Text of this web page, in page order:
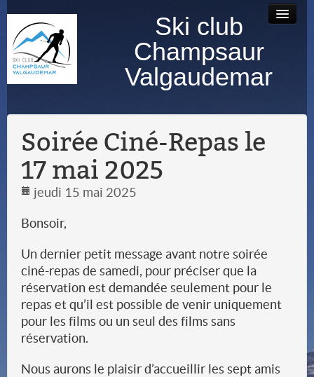
Ski club
Champsaur
Valgaudemar
Accueil Contact
photos
Soirée Ciné-Repas le
17 mai 2025
jeudi 15 mai 2025
Bonsoir,
Un dernier petit message avant notre soirée
ciné-repas de samedi, pour préciser que la
réservation est demandée seulement pour le
repas et qu’il est possible de venir uniquement
pour les films ou un seul des films sans
réservation.
Nous aurons le plaisir d’accueillir les sept amis